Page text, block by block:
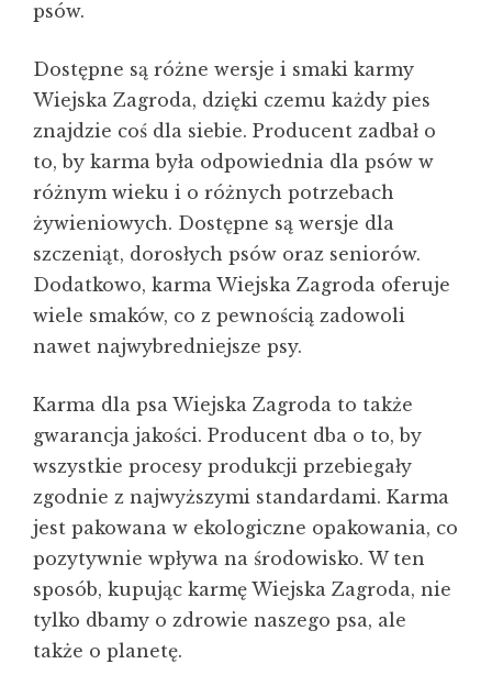
psów.
Dostępne są różne wersje i smaki karmy
Wiejska Zagroda, dzięki czemu każdy pies
znajdzie coś dla siebie. Producent zadbał o
to, by karma była odpowiednia dla psów w
różnym wieku i o różnych potrzebach
żywieniowych. Dostępne są wersje dla
szczeniąt, dorosłych psów oraz seniorów.
Dodatkowo, karma Wiejska Zagroda oferuje
wiele smaków, co z pewnością zadowoli
nawet najwybredniejsze psy.
Karma dla psa Wiejska Zagroda to także
gwarancja jakości. Producent dba o to, by
wszystkie procesy produkcji przebiegały
zgodnie z najwyższymi standardami. Karma
jest pakowana w ekologiczne opakowania, co
pozytywnie wpływa na środowisko. W ten
sposób, kupując karmę Wiejska Zagroda, nie
tylko dbamy o zdrowie naszego psa, ale
także o planetę.